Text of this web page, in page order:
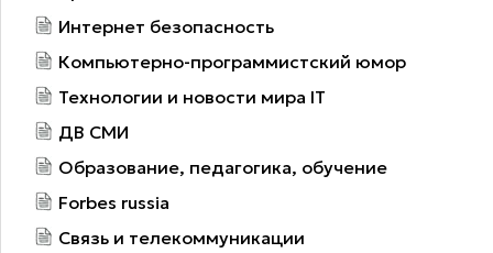
Интернет безопасность
Компьютерно-программистский юмор
Технологии и новости мира IT
ДВ СМИ
Образование, педагогика, обучение
Forbes russia
Связь и телекоммуникации